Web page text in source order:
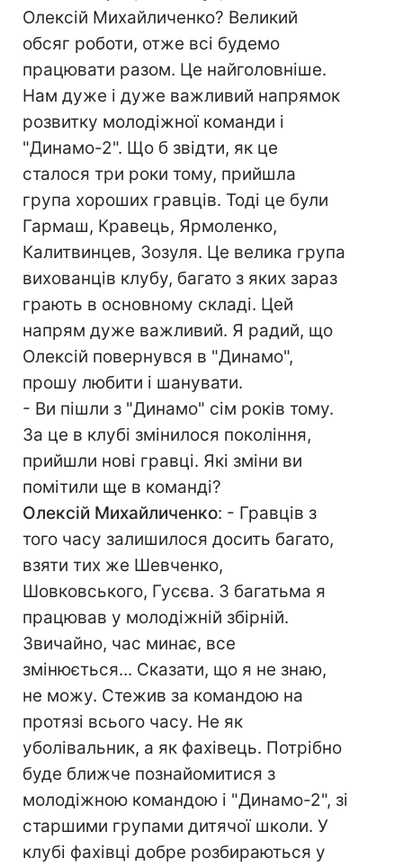
Олексій Михайличенко? Великий
обсяг роботи, отже всі будемо
працювати разом. Це найголовніше.
Нам дуже і дуже важливий напрямок
розвитку молодіжної команди і
"Динамо-2". Що б звідти, як це
сталося три роки тому, прийшла
група хороших гравців. Тоді це були
Гармаш, Кравець, Ярмоленко,
Калитвинцев, Зозуля. Це велика група
вихованців клубу, багато з яких зараз
грають в основному складі. Цей
напрям дуже важливий. Я радий, що
Олексій повернувся в "Динамо",
прошу любити і шанувати.
- Ви пішли з "Динамо" сім років тому.
За це в клубі змінилося покоління,
прийшли нові гравці. Які зміни ви
помітили ще в команді?
Олексій Михайличенко: - Гравців з
того часу залишилося досить багато,
взяти тих же Шевченко,
Шовковського, Гусєва. З багатьма я
працював у молодіжній збірній.
Звичайно, час минає, все
змінюється... Сказати, що я не знаю,
не можу. Стежив за командою на
протязі всього часу. Не як
уболівальник, а як фахівець. Потрібно
буде ближче познайомитися з
молодіжною командою і "Динамо-2", зі
старшими групами дитячої школи. У
клубі фахівці добре розбираються у